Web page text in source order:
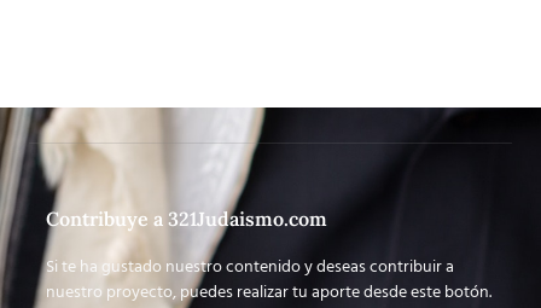
Contribuye a 321Judaismo.com
Si te ha gustado nuestro contenido y deseas contribuir a
nuestro proyecto, puedes realizar tu aporte desde este botón.